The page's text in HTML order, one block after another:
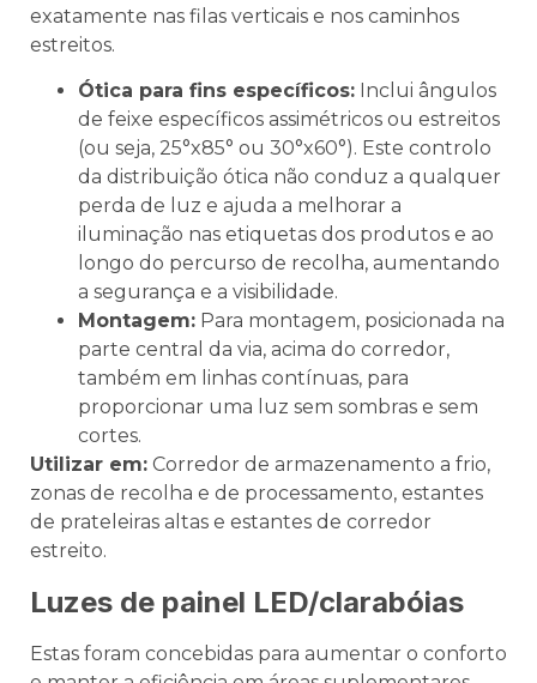
exatamente nas filas verticais e nos caminhos
estreitos.
Ótica para fins específicos: Inclui ângulos
de feixe específicos assimétricos ou estreitos
(ou seja, 25°x85° ou 30°x60°). Este controlo
da distribuição ótica não conduz a qualquer
perda de luz e ajuda a melhorar a
iluminação nas etiquetas dos produtos e ao
longo do percurso de recolha, aumentando
a segurança e a visibilidade.
Montagem: Para montagem, posicionada na
parte central da via, acima do corredor,
também em linhas contínuas, para
proporcionar uma luz sem sombras e sem
cortes.
Utilizar em: Corredor de armazenamento a frio,
zonas de recolha e de processamento, estantes
de prateleiras altas e estantes de corredor
estreito.
Luzes de painel LED/clarabóias
Estas foram concebidas para aumentar o conforto